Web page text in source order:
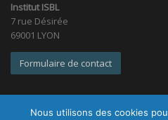
Institut ISBL
7 rue Désirée
69001 LYON
Formulaire de contact
Nous utilisons des cookies